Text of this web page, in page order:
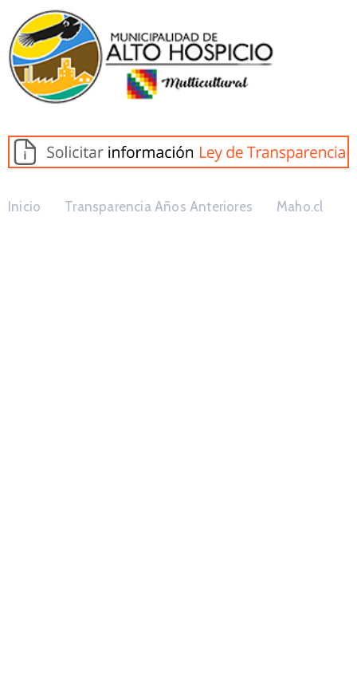
Inicio Transparencia Años Anteriores Maho.cl